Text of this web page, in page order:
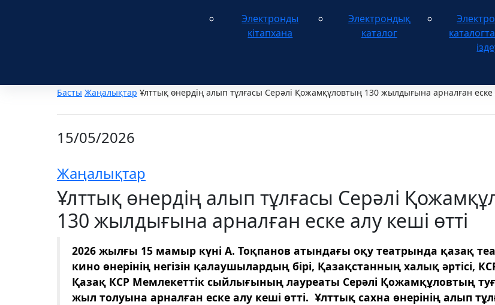
Электронды
кітапхана
Электрондық
каталог
Басты Жаңалықтар Ұлттық өнердің алып тұлғасы Серәлі Қожамқұловтың 130 жылдығына арналған еске
15/05/2026
Жаңалықтар
Ұлттық өнердің алып тұлғасы Серәлі
130 жылдығына арналған еске алу кеші өтті
2026 жылғы 15 мамыр күні А. Тоқпанов атындағы оқу театрында қазақ
кино өнерінің негізін қалаушылардың бірі, Қазақстанның халық әртісі,
Қазақ КСР Мемлекеттік сыйлығының лауреаты Серәлі Қожамқұловтың
жыл толуына арналған еске алу кеші өтті. Ұлттық сахна өнерінің алып